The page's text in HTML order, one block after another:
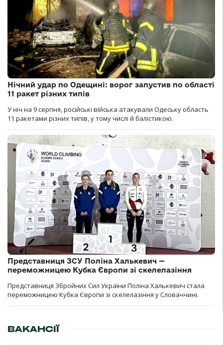
Нічний удар по Одещині: ворог запустив по області
11 ракет різних типів
У ніч на 9 серпня, російські війська атакували Одеську область
11 ракетами різних типів, у тому числі й балістикою.
Представниця ЗСУ Поліна Халькевич —
переможницею Кубка Європи зі скелелазіння
Представниця Збройних Сил України Поліна Халькевич стала
переможницею Кубка Європи зі скелелазіння у Словаччині.
ВАКАНСІЇ